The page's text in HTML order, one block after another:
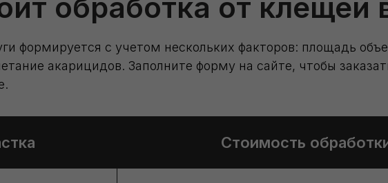
обработка от клещей
формируется с учетом нескольких факторов: площадь
акарицидов. Заполните форму на сайте, чтобы
Стоимость